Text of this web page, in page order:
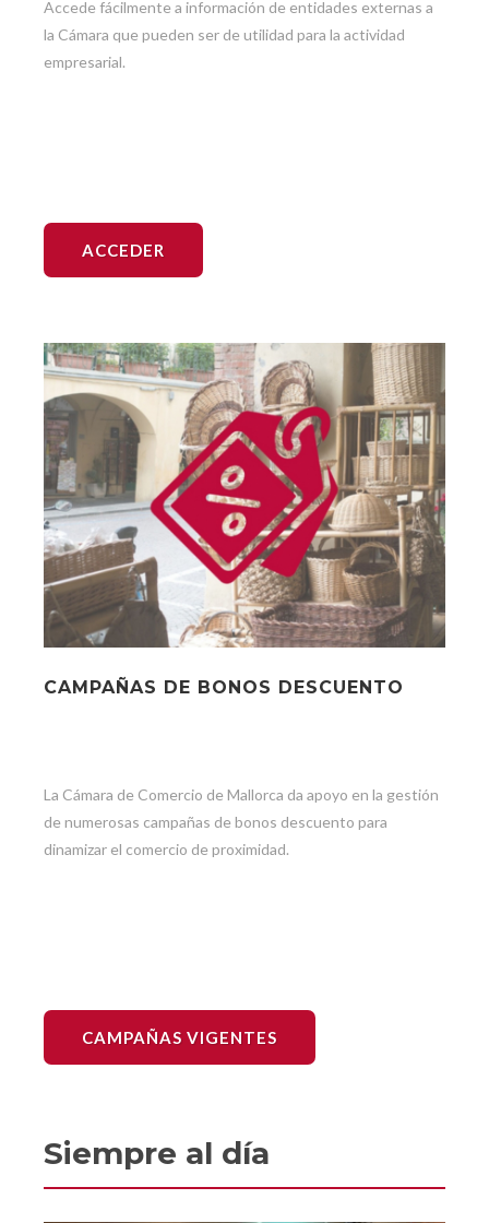
Accede fácilmente a información de entidades externas a
la Cámara que pueden ser de utilidad para la actividad
empresarial.
ACCEDER
CAMPAÑAS DE BONOS DESCUENTO
La Cámara de Comercio de Mallorca da apoyo en la gestión
de numerosas campañas de bonos descuento para
dinamizar el comercio de proximidad.
CAMPAÑAS VIGENTES
Siempre al día